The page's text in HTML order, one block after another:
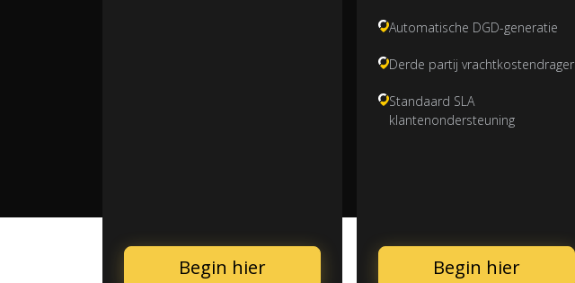
Begin hier
Automatische DGD-generatie
Derde partij vrachtkostendrager
Standaard SLA
klantenondersteuning
Begin hier